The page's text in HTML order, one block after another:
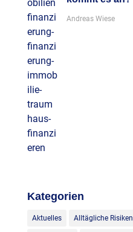
Andreas Wiese
Kategorien
Aktuelles Alltägliche Risiken